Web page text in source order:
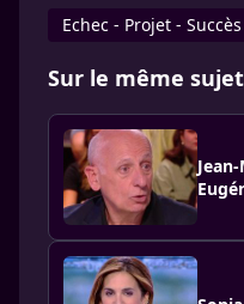
Echec - Projet - Succès
Sur le même sujet